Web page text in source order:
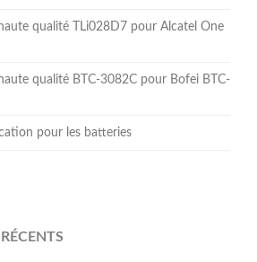
qualité TLi028D7 pour Alcatel One
qualité BTC-3082C pour Bofei BTC-
pour les batteries